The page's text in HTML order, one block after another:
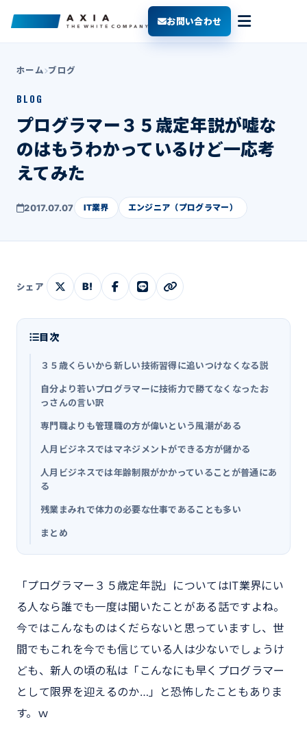
お問い合わせ
ホーム ブログ
BLOG
プログラマー３５歳定年説が嘘な
のはもうわかっているけど一応考
えてみた
2017.07.07 IT業界 エンジニア（プログラマー）
シェア B!
目次
３５歳くらいから新しい技術習得に追いつけなくなる説
自分より若いプログラマーに技術力で勝てなくなったお
っさんの言い訳
専門職よりも管理職の方が偉いという風潮がある
人月ビジネスではマネジメントができる方が儲かる
人月ビジネスでは年齢制限がかかっていることが普通にあ
る
残業まみれで体力の必要な仕事であることも多い
まとめ
「プログラマー３５歳定年説」についてはIT業界にい
る人なら誰でも一度は聞いたことがある話ですよね。
今ではこんなものはくだらないと思っていますし、世
間でもこれを今でも信じている人は少ないでしょうけ
ども、新人の頃の私は「こんなにも早くプログラマー
として限界を迎えるのか…」と恐怖したこともありま
す。ｗ